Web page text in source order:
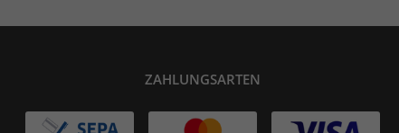
ZAHLUNGSARTEN